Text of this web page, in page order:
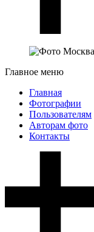
Главное меню
Главная
Фотографии
Пользователям
Авторам фото
Контакты